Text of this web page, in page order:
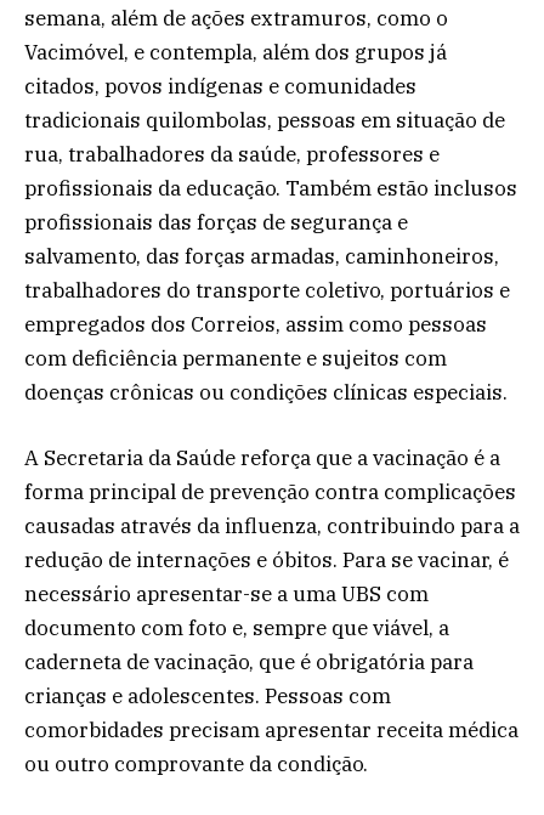
semana, além de ações extramuros, como o
Vacimóvel, e contempla, além dos grupos já
citados, povos indígenas e comunidades
tradicionais quilombolas, pessoas em situação de
rua, trabalhadores da saúde, professores e
profissionais da educação. Também estão inclusos
profissionais das forças de segurança e
salvamento, das forças armadas, caminhoneiros,
trabalhadores do transporte coletivo, portuários e
empregados dos Correios, assim como pessoas
com deficiência permanente e sujeitos com
doenças crônicas ou condições clínicas especiais.
A Secretaria da Saúde reforça que a vacinação é a
forma principal de prevenção contra complicações
causadas através da influenza, contribuindo para a
redução de internações e óbitos. Para se vacinar, é
necessário apresentar-se a uma UBS com
documento com foto e, sempre que viável, a
caderneta de vacinação, que é obrigatória para
crianças e adolescentes. Pessoas com
comorbidades precisam apresentar receita médica
ou outro comprovante da condição.